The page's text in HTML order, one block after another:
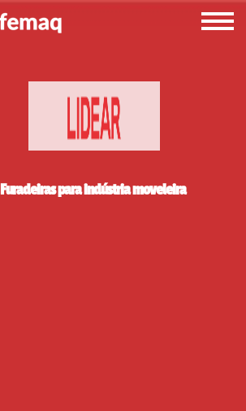
Furadeiras para indústria moveleira